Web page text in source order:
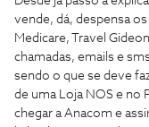
vende, dá, despensa
Medicare, Travel
chamadas, emails e
sendo o que se deve
de uma Loja NOS e no
chegar a Anacom e